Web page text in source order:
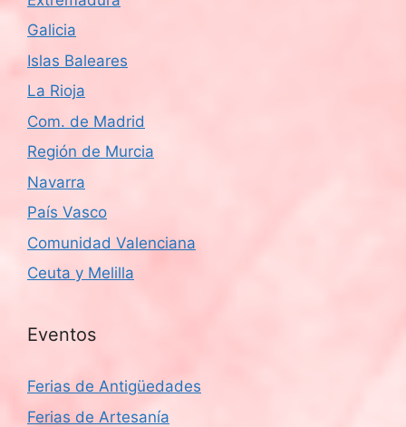
Galicia
Islas Baleares
La Rioja
Com. de Madrid
Región de Murcia
Navarra
País Vasco
Comunidad Valenciana
Ceuta y Melilla
Eventos
Ferias de Antigüedades
Ferias de Artesanía